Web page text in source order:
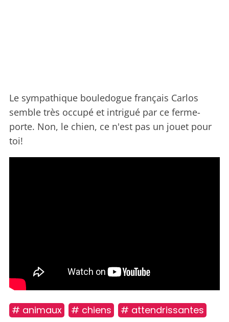
Le sympathique bouledogue français Carlos
semble très occupé et intrigué par ce ferme-
porte. Non, le chien, ce n'est pas un jouet pour
toi!
# animaux # chiens # attendrissantes